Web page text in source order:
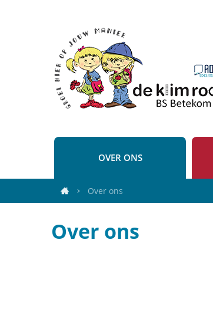
GBS
De
Klimroos
OVER ONS
Startpagina
Over ons
Over ons